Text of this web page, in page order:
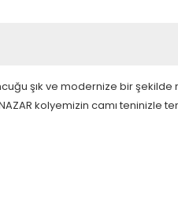
şık ve modernize bir
kolyemizin camı